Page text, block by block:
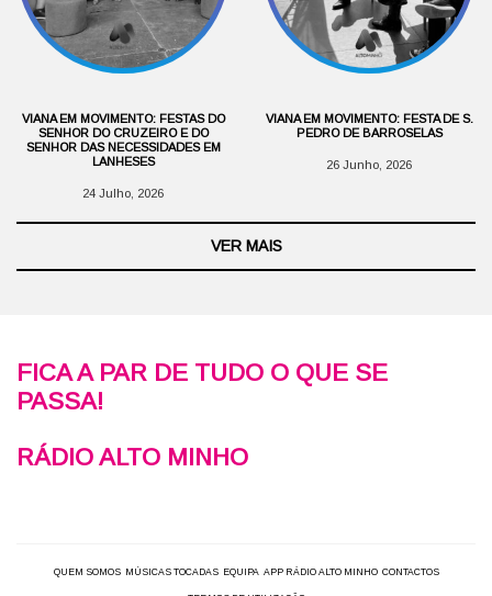
VIANA EM MOVIMENTO: FESTAS DO
SENHOR DO CRUZEIRO E DO
SENHOR DAS NECESSIDADES EM
LANHESES
24 Julho, 2026
VIANA EM MOVIMENTO: FESTA DE S.
PEDRO DE BARROSELAS
26 Junho, 2026
VER MAIS
FICA A PAR DE TUDO O QUE SE
PASSA!
RÁDIO ALTO MINHO
QUEM SOMOS MÚSICAS TOCADAS EQUIPA APP RÁDIO ALTO MINHO CONTACTOS